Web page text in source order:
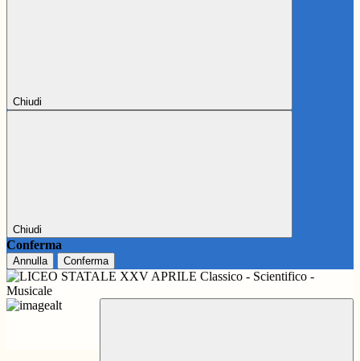
Chiudi
Chiudi
Conferma
Annulla Conferma